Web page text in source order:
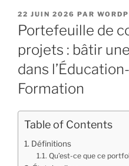
PUBLIÉ
LE
22 JUIN 2026 PAR
Portefeuille de
projets : bâtir
dans
Formation
Table of Contents
Définitions
Qu’est-ce que ce